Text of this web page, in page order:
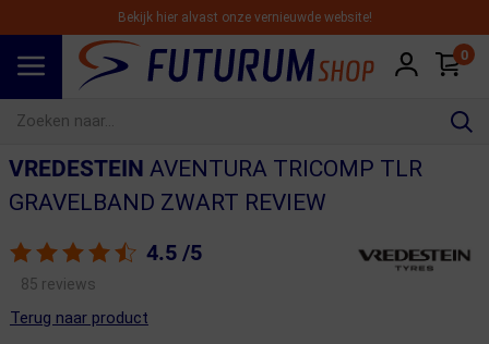
Bekijk hier alvast onze vernieuwde website!
0
VREDESTEIN AVENTURA TRICOMP TLR
GRAVELBAND ZWART REVIEW
4.5 /5
85 reviews
Terug naar product